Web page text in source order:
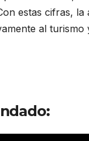
estas cifras,
al turismo